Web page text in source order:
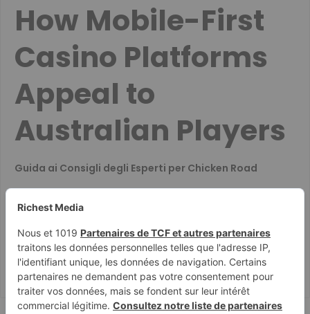
How Mobile-First
Casino Platforms
Appeal to
Australian Players
Guida ai Consigli degli Esperti per Chicken Road
kasynach
Guide for British Players on Casino Document
Submission and Data Security
Ausführliche Erklärung der Chicken Road